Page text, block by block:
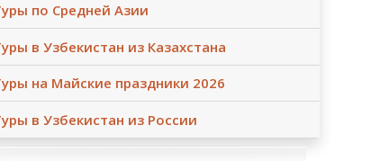
по Средней Азии
в Узбекистан из Казахстана
на Майские праздники 2026
в Узбекистан из России